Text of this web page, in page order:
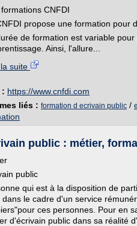
CNFDI
propose une formation pour
de formation est variable
Ainsi, l'allure...
suite
: https://www.cnfdi.com
liés : formation d ecrivain public /
public : métier,
public
qui est à la disposition de
dans le cadre d'un service
ces personnes. Pour en
d'écrivain public dans sa réalité